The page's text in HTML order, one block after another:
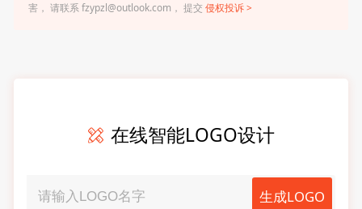
害， 请联系 fzypzl@outlook.com， 提交 侵权投诉 >
在线智能LOGO设计
生成LOGO